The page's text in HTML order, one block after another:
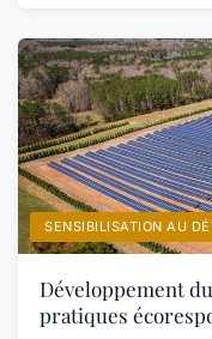
SENSIBILISATION AU
Développement
pratiques